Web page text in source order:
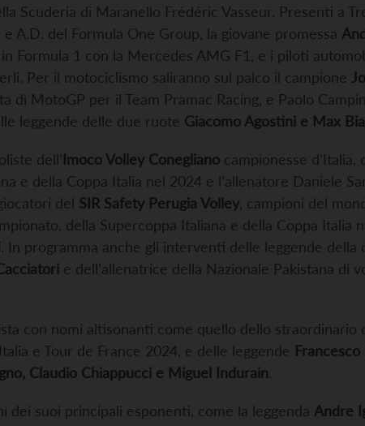
Scuderia di Maranello Frédéric Vasseur. Presenti a
e A.D. del Formula One Group, la giovane promessa
in Formula 1 con la Mercedes AMG F1, e i piloti
Per il motociclismo saliranno sul palco il campione
di MotoGP per il Team Pramac Racing, e Paolo
leggende delle due ruote Giacomo Agostini e Max
dell’Imoco Volley Conegliano campionesse d’Italia,
e della Coppa Italia nel 2024 e l’allenatore Daniele
del SIR Safety Perugia Volley , campioni del
della Supercoppa Italiana e della Coppa Italia
. In programma anche gli interventi delle leggende della
e dell’allenatrice della Nazionale Pakistana di
con nomi altisonanti come quello dello straordinario
e Tour de France 2024, e delle leggende
Claudio Chiappucci e Miguel Indurain.
dei suoi principali esponenti, come la leggenda Andre